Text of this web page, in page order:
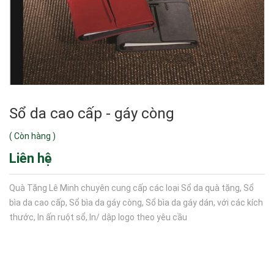
Sổ da cao cấp - gáy còng
( Còn hàng )
Liên hệ
Quà Tặng Lê Minh chuyên cung cấp các loại Sổ da quà tặng, Sổ
bìa da cao cấp, Sổ bìa da gáy còng, Sổ bìa da gáy dán, với các kích
thước, In ấn ruột sổ, In/ dập logo theo yêu cầu